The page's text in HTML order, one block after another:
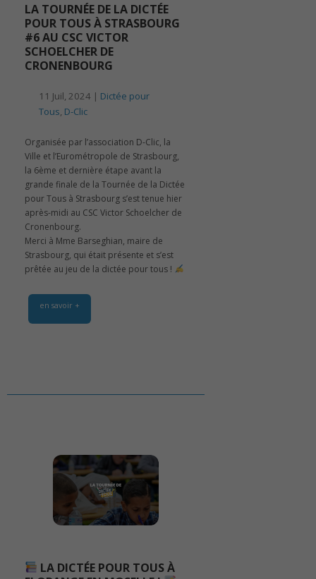
LA TOURNÉE DE LA DICTÉE
POUR TOUS À STRASBOURG
#6 AU CSC VICTOR
SCHOELCHER DE
CRONENBOURG
11 Juil, 2024 | Dictée pour
Tous D-Clic
Organisée par l’association D-Clic, la
Ville et l’Eurométropole de Strasbourg,
la 6ème et dernière étape avant la
grande finale de la Tournée de la Dictée
pour Tous à Strasbourg s’est tenue hier
après-midi au CSC Victor Schoelcher de
Cronenbourg.
Merci à Mme Barseghian, maire de
Strasbourg, qui était présente et s’est
prêtée au jeu de la dictée pour tous !
en savoir +
LA DICTÉE POUR TOUS À